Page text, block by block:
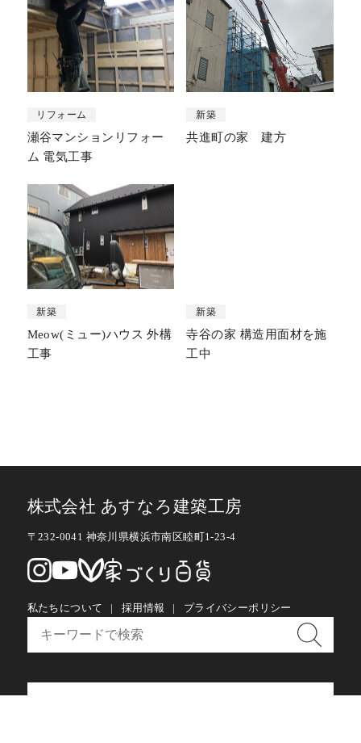
リフォーム
瀬谷マンションリフォー
ム 電気工事
新築
共進町の家 建方
新築
Meow(ミュー)ハウス 外構
工事
新築
寺谷の家 構造用面材を施
工中
株式会社 あすなろ建築工房
〒232-0041 神奈川県横浜市南区睦町1-23-4
私たちについて 採用情報 プライバシーポリシー